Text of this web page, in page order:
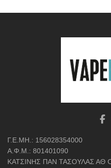
Γ.Ε.ΜΗ.: 156028354000
Α.Φ.Μ.: 801401090
ΚΑΤΣΙΝΗΣ ΠΑΝ ΤΑΣΟΥΛΑΣ ΑΘ